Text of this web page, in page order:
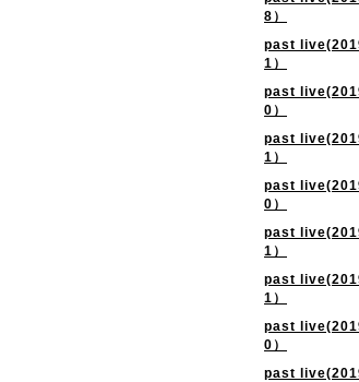
8）
past
1）
past
0）
past
1）
past
0）
past
1）
past
1）
past
0）
past